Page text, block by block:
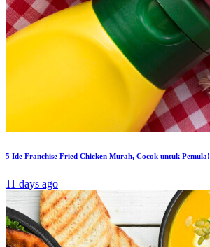
5 Ide Franchise Fried Chicken Murah, Cocok untuk Pemula!
11 days ago